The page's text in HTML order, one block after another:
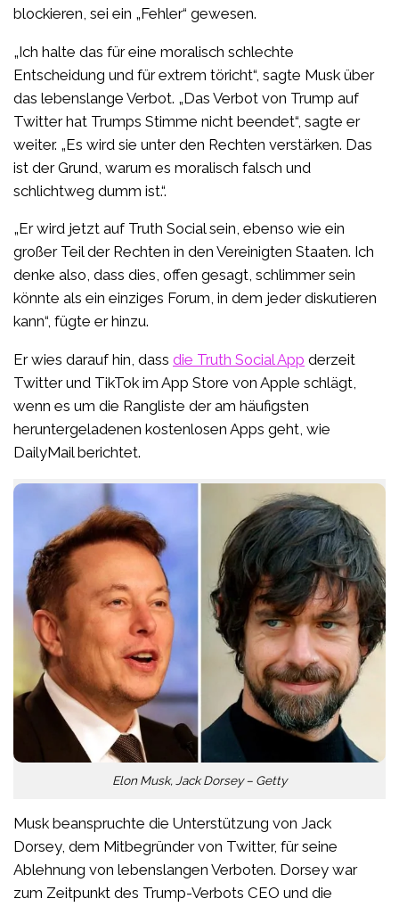
blockieren, sei ein „Fehler“ gewesen.
„Ich halte das für eine moralisch schlechte
Entscheidung und für extrem töricht“, sagte Musk über
das lebenslange Verbot. „Das Verbot von Trump auf
Twitter hat Trumps Stimme nicht beendet“, sagte er
weiter. „Es wird sie unter den Rechten verstärken. Das
ist der Grund, warum es moralisch falsch und
schlichtweg dumm ist.“.
„Er wird jetzt auf Truth Social sein, ebenso wie ein
großer Teil der Rechten in den Vereinigten Staaten. Ich
denke also, dass dies, offen gesagt, schlimmer sein
könnte als ein einziges Forum, in dem jeder diskutieren
kann“, fügte er hinzu.
Er wies darauf hin, dass die Truth Social App derzeit
Twitter und TikTok im App Store von Apple schlägt,
wenn es um die Rangliste der am häufigsten
heruntergeladenen kostenlosen Apps geht, wie
DailyMail berichtet.
Elon Musk, Jack Dorsey – Getty
Musk beanspruchte die Unterstützung von Jack
Dorsey, dem Mitbegründer von Twitter, für seine
Ablehnung von lebenslangen Verboten. Dorsey war
zum Zeitpunkt des Trump-Verbots CEO und die